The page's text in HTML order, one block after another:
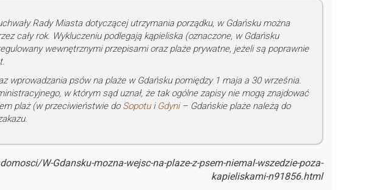
Rady Miasta dotyczącej utrzymania porządku, w Gdańsku można
cały rok. Wykluczeniu podlegają kąpieliska (oznaczone, w Gdańsku
wewnętrznymi przepisami oraz plaże prywatne, jeżeli są poprawnie
wprowadzania psów na plaże w Gdańsku pomiędzy 1 maja a 30 września.
w którym sąd uznał, że tak ogólne zapisy nie mogą znajdować
plaż (w przeciwieństwie do Sopotui Gdyni– Gdańskie plaże należą do
W-Gdansku-mozna-wejsc-na-plaze-z-psem-niemal-wszedzie-poza-
kapieliskami-n91856.html